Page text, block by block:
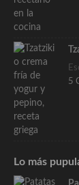
5
Lo más